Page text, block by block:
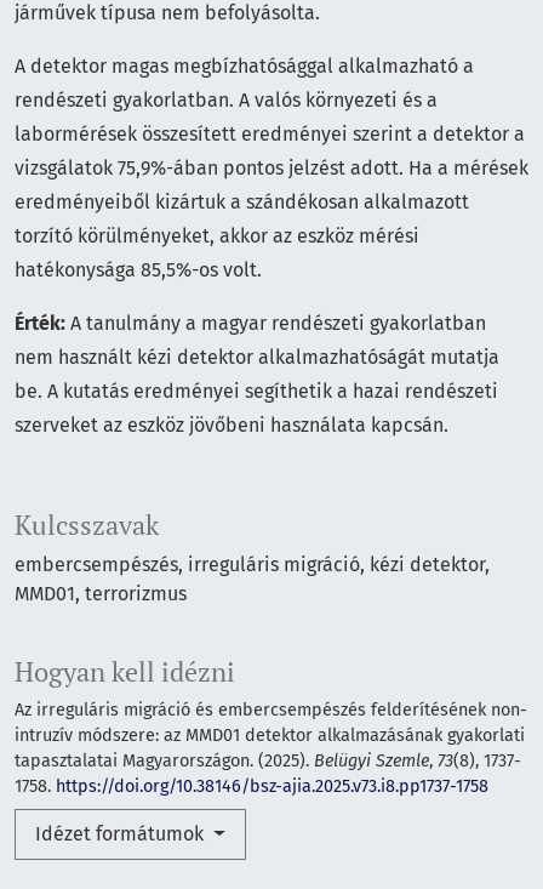
Kulcsszavak
embercsempészés, irreguláris migráció, kézi detektor,
MMD01, terrorizmus
Hogyan kell idézni
Az irreguláris migráció és embercsempészés felderítésének non-
intruzív módszere: az MMD01 detektor alkalmazásának gyakorlati
tapasztalatai Magyarországon. (2025). Belügyi Szemle, 73(8), 1737-
1758. https://doi.org/10.38146/bsz-ajia.2025.v73.i8.pp1737-1758
Idézet formátumok
járművek típusa nem befolyásolta.
A detektor magas megbízhatósággal alkalmazható a
rendészeti gyakorlatban. A valós környezeti és a
labormérések összesített eredményei szerint a detektor a
vizsgálatok 75,9%-ában pontos jelzést adott. Ha a mérések
eredményeiből kizártuk a szándékosan alkalmazott
torzító körülményeket, akkor az eszköz mérési
hatékonysága 85,5%-os volt.
Érték: A tanulmány a magyar rendészeti gyakorlatban
nem használt kézi detektor alkalmazhatóságát mutatja
be. A kutatás eredményei segíthetik a hazai rendészeti
szerveket az eszköz jövőbeni használata kapcsán.